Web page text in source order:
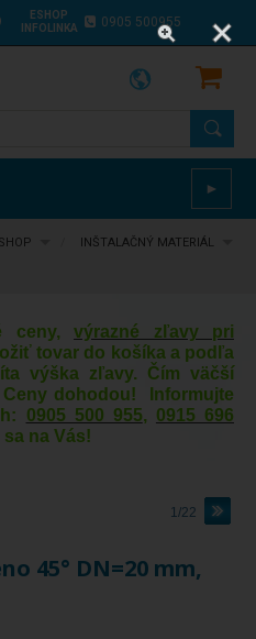
ESHOP
INFOLINKA
0905 500955
►
INŠTALAČNÝ MATERIÁL
ceny, výrazné zľavy pri
tovar do košíka a podľa
výška zľavy. Čím väčší
dohodou! Informujte
0905 500 955, 0915 696
sa na Vás!
1/22
45° DN=20 mm,